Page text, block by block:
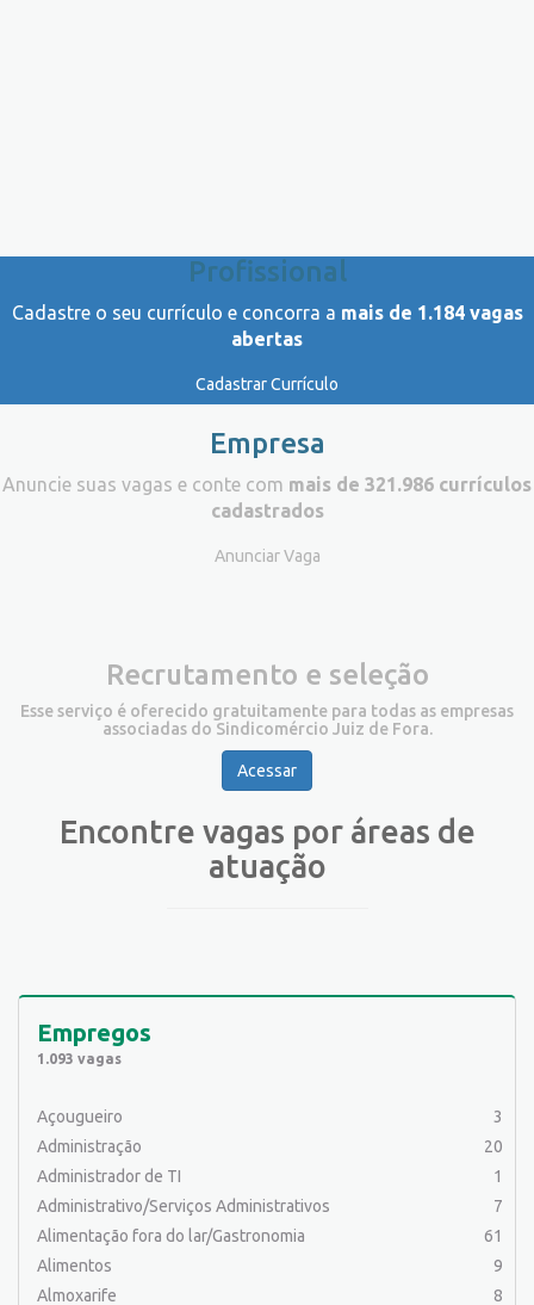
Profissional
Cadastre o seu currículo e concorra a mais de 1.184 vagas
abertas
Cadastrar Currículo
Empresa
Anuncie suas vagas e conte com mais de 321.986 currículos
cadastrados
Anunciar Vaga
Recrutamento e seleção
Esse serviço é oferecido gratuitamente para todas as empresas
associadas do Sindicomércio Juiz de Fora.
Acessar
Encontre vagas por áreas de
atuação
Empregos
1.093 vagas
Açougueiro
3
Administração
20
Administrador de TI
1
Administrativo/Serviços Administrativos
7
Alimentação fora do lar/Gastronomia
61
Alimentos
9
Almoxarife
8